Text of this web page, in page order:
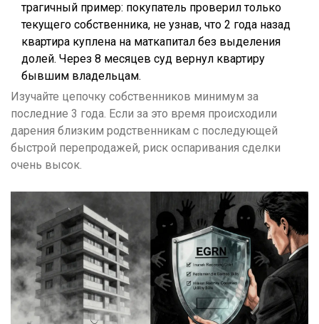
трагичный пример: покупатель проверил только
текущего собственника, не узнав, что 2 года назад
квартира куплена на маткапитал без выделения
долей. Через 8 месяцев суд вернул квартиру
бывшим владельцам.
Изучайте цепочку собственников минимум за
последние 3 года. Если за это время происходили
дарения близким родственникам с последующей
быстрой перепродажей, риск оспаривания сделки
очень высок.